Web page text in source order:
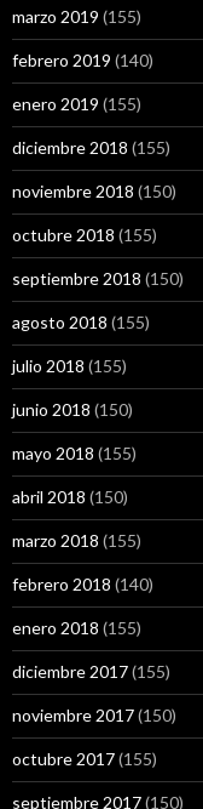
marzo 2019 (155)
febrero 2019 (140)
enero 2019 (155)
diciembre 2018 (155)
noviembre 2018 (150)
octubre 2018 (155)
septiembre 2018 (150)
agosto 2018 (155)
julio 2018 (155)
junio 2018 (150)
mayo 2018 (155)
abril 2018 (150)
marzo 2018 (155)
febrero 2018 (140)
enero 2018 (155)
diciembre 2017(155)
noviembre 2017(150)
octubre 2017(155)
septiembre 2017(150)